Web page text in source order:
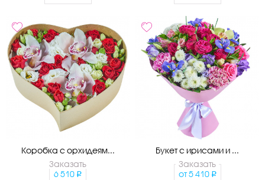
Коробка с орхидеям...
Заказать
6 510
Букет с ирисами и ...
Заказать
от 5 410